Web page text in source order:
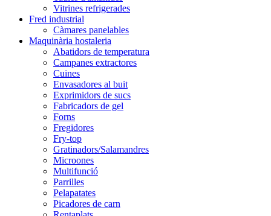
Vitrines refrigerades
Fred industrial
Càmares panelables
Maquinària hostaleria
Abatidors de temperatura
Campanes extractores
Cuines
Envasadores al buit
Exprimidors de sucs
Fabricadors de gel
Forns
Fregidores
Fry-top
Gratinadors/Salamandres
Microones
Multifunció
Parrilles
Pelapatates
Picadores de carn